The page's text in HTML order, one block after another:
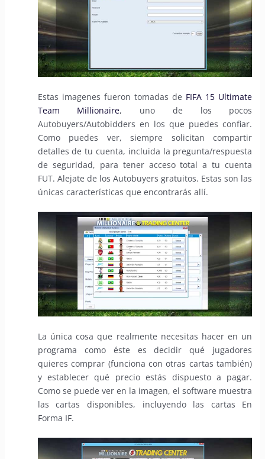
Estas imagenes fueron tomadas de FIFA 15 Ultimate
Team Millionaire, uno de los pocos
Autobuyers/Autobidders en los que puedes confiar.
Como puedes ver, siempre solicitan compartir
detalles de tu cuenta, incluida la pregunta/respuesta
de seguridad, para tener acceso total a tu cuenta
FUT. Alejate de los Autobuyers gratuitos. Estas son las
únicas características que encontrarás allí.
La única cosa que realmente necesitas hacer en un
programa como éste es decidir qué jugadores
quieres comprar (funciona con otras cartas también)
y establecer qué precio estás dispuesto a pagar.
Como se puede ver en la imagen, el software muestra
las cartas disponibles, incluyendo las cartas En
Forma IF.